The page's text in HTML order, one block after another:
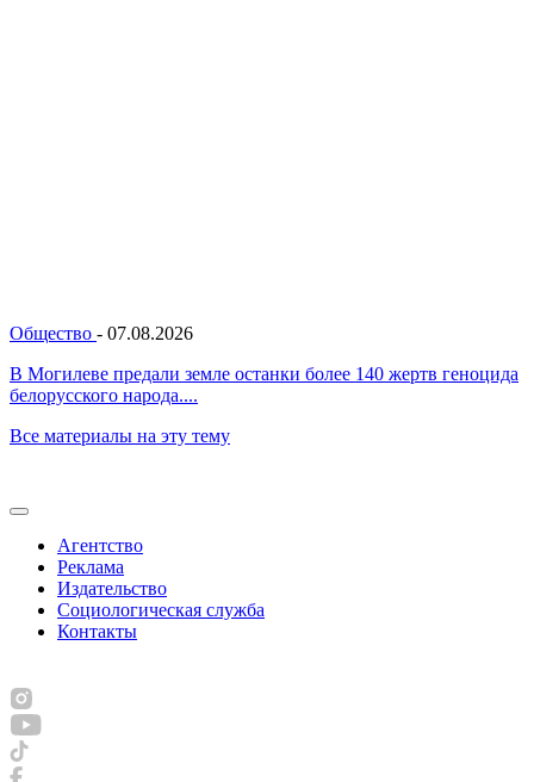
Общество - 07.08.2026
В Могилеве предали земле останки более 140 жертв геноцида
белорусского народа....
Все материалы на эту тему
Агентство
Реклама
Издательство
Социологическая служба
Контакты